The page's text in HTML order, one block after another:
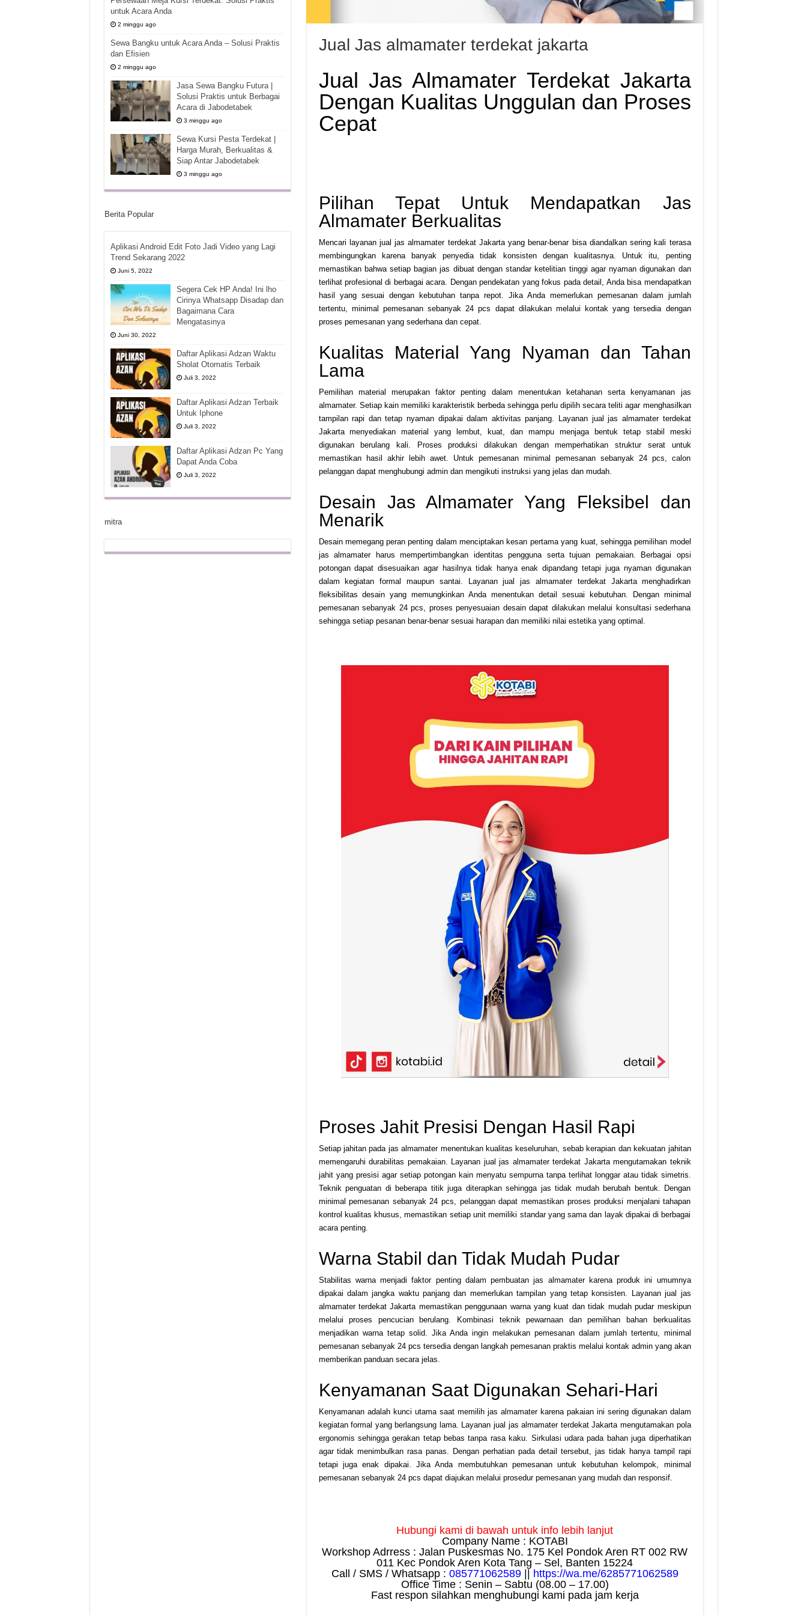
Jual Jas almamater terdekat jakarta
Jual Jas Almamater Terdekat Jakarta
Dengan Kualitas Unggulan dan Proses
Cepat
Pilihan Tepat Untuk Mendapatkan Jas
Almamater Berkualitas
Mencari layanan jual jas almamater terdekat Jakarta yang benar-benar bisa diandalkan sering kali terasa
membingungkan karena banyak penyedia tidak konsisten dengan kualitasnya. Untuk itu, penting
memastikan bahwa setiap bagian jas dibuat dengan standar ketelitian tinggi agar nyaman digunakan dan
terlihat profesional di berbagai acara. Dengan pendekatan yang fokus pada detail, Anda bisa mendapatkan
hasil yang sesuai dengan kebutuhan tanpa repot. Jika Anda memerlukan pemesanan dalam jumlah
tertentu, minimal pemesanan sebanyak 24 pcs dapat dilakukan melalui kontak yang tersedia dengan
proses pemesanan yang sederhana dan cepat.
Kualitas Material Yang Nyaman dan Tahan
Lama
Pemilihan material merupakan faktor penting dalam menentukan ketahanan serta kenyamanan jas
almamater. Setiap kain memiliki karakteristik berbeda sehingga perlu dipilih secara teliti agar menghasilkan
tampilan rapi dan tetap nyaman dipakai dalam aktivitas panjang. Layanan jual jas almamater terdekat
Jakarta menyediakan material yang lembut, kuat, dan mampu menjaga bentuk tetap stabil meski
digunakan berulang kali. Proses produksi dilakukan dengan memperhatikan struktur serat untuk
memastikan hasil akhir lebih awet. Untuk pemesanan minimal pemesanan sebanyak 24 pcs, calon
pelanggan dapat menghubungi admin dan mengikuti instruksi yang jelas dan mudah.
Desain Jas Almamater Yang Fleksibel dan
Menarik
Desain memegang peran penting dalam menciptakan kesan pertama yang kuat, sehingga pemilihan model
jas almamater harus mempertimbangkan identitas pengguna serta tujuan pemakaian. Berbagai opsi
potongan dapat disesuaikan agar hasilnya tidak hanya enak dipandang tetapi juga nyaman digunakan
dalam kegiatan formal maupun santai. Layanan jual jas almamater terdekat Jakarta menghadirkan
fleksibilitas desain yang memungkinkan Anda menentukan detail sesuai kebutuhan. Dengan minimal
pemesanan sebanyak 24 pcs, proses penyesuaian desain dapat dilakukan melalui konsultasi sederhana
sehingga setiap pesanan benar-benar sesuai harapan dan memiliki nilai estetika yang optimal.
Proses Jahit Presisi Dengan Hasil Rapi
Setiap jahitan pada jas almamater menentukan kualitas keseluruhan, sebab kerapian dan kekuatan jahitan
memengaruhi durabilitas pemakaian. Layanan jual jas almamater terdekat Jakarta mengutamakan teknik
jahit yang presisi agar setiap potongan kain menyatu sempurna tanpa terlihat longgar atau tidak simetris.
Teknik penguatan di beberapa titik juga diterapkan sehingga jas tidak mudah berubah bentuk. Dengan
minimal pemesanan sebanyak 24 pcs, pelanggan dapat memastikan proses produksi menjalani tahapan
kontrol kualitas khusus, memastikan setiap unit memiliki standar yang sama dan layak dipakai di berbagai
acara penting.
Warna Stabil dan Tidak Mudah Pudar
Stabilitas warna menjadi faktor penting dalam pembuatan jas almamater karena produk ini umumnya
dipakai dalam jangka waktu panjang dan memerlukan tampilan yang tetap konsisten. Layanan jual jas
almamater terdekat Jakarta memastikan penggunaan warna yang kuat dan tidak mudah pudar meskipun
melalui proses pencucian berulang. Kombinasi teknik pewarnaan dan pemilihan bahan berkualitas
menjadikan warna tetap solid. Jika Anda ingin melakukan pemesanan dalam jumlah tertentu, minimal
pemesanan sebanyak 24 pcs tersedia dengan langkah pemesanan praktis melalui kontak admin yang akan
memberikan panduan secara jelas.
Kenyamanan Saat Digunakan Sehari-Hari
Kenyamanan adalah kunci utama saat memilih jas almamater karena pakaian ini sering digunakan dalam
kegiatan formal yang berlangsung lama. Layanan jual jas almamater terdekat Jakarta mengutamakan pola
ergonomis sehingga gerakan tetap bebas tanpa rasa kaku. Sirkulasi udara pada bahan juga diperhatikan
agar tidak menimbulkan rasa panas. Dengan perhatian pada detail tersebut, jas tidak hanya tampil rapi
tetapi juga enak dipakai. Jika Anda membutuhkan pemesanan untuk kebutuhan kelompok, minimal
pemesanan sebanyak 24 pcs dapat diajukan melalui prosedur pemesanan yang mudah dan responsif.
Hubungi kami di bawah untuk info lebih lanjut
Company Name : KOTABI
Workshop Adrress : Jalan Puskesmas No. 175 Kel Pondok Aren RT 002 RW
011 Kec Pondok Aren Kota Tang – Sel, Banten 15224
Call / SMS / Whatsapp : 085771062589||
https://wa.me/6285771062589
Office Time : Senin – Sabtu (08.00 – 17.00)
Fast respon silahkan menghubungi kami pada jam kerja
untuk Acara Anda
2 minggu ago
Sewa Bangku untuk Acara Anda – Solusi Praktis
dan Efisien
2 minggu ago
Jasa Sewa Bangku Futura |
Solusi Praktis untuk Berbagai
Acara di Jabodetabek
3 minggu ago
Sewa Kursi Pesta Terdekat |
Harga Murah, Berkualitas &
Siap Antar Jabodetabek
3 minggu ago
Berita Popular
Aplikasi Android Edit Foto Jadi Video yang Lagi
Trend Sekarang 2022
Juni 5, 2022
Segera Cek HP Anda! Ini lho
Cirinya Whatsapp Disadap dan
Bagaimana Cara
Mengatasinya
Juni 30, 2022
Daftar Aplikasi Adzan Waktu
Sholat Otomatis Terbaik
Juli 3, 2022
Daftar Aplikasi Adzan Terbaik
Untuk Iphone
Juli 3, 2022
Daftar Aplikasi Adzan Pc Yang
Dapat Anda Coba
Juli 3, 2022
mitra